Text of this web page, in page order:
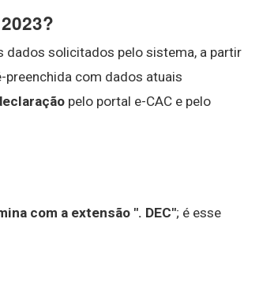
dados solicitados pelo sistema, a partir
preenchida com dados atuais
pelo portal e-CAC e pelo
com a extensão ". DEC"; é esse